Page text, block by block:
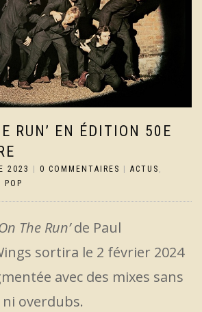
RUN’ EN ÉDITION 50E
2023 0 COMMENTAIRES ACTUS ,
POP
The Run’de Paul
sortira le 2 février 2024
avec des mixes sans
overdubs.